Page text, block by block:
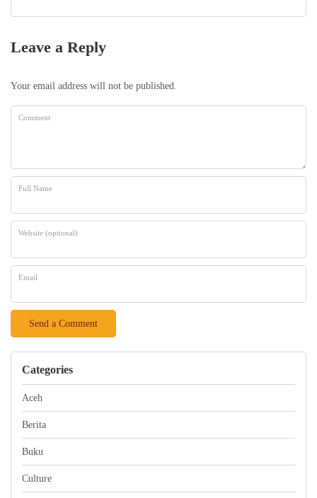
Leave a Reply
Your email address will not be published.
Comment
Full Name
Website (optional)
Email
Categories
Aceh
Berita
Buku
Culture